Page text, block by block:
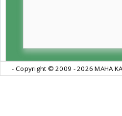
- Copyright © 2009 -2026 MAHA